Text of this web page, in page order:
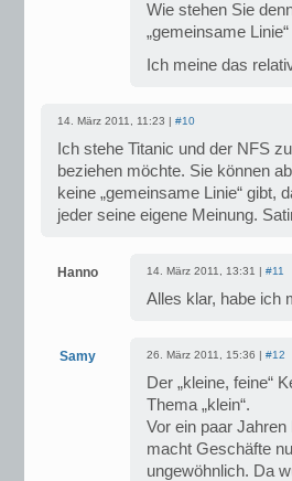
Wie stehen Sie
„gemeinsame
Ich meine das
14. März 2011, 11:23 | #10
Ich stehe Titanic und der NFS
beziehen möchte. Sie können
keine „gemeinsame Linie“ gibt,
jeder seine eigene Meinung.
Hanno 14. März 2011, 13:31 | #11
Alles klar, habe ich
Samy 26. März 2011, 15:36 | #12
Der „kleine, feine“
Thema „klein“.
Vor ein paar
macht Geschäfte
ungewöhnlich. Da